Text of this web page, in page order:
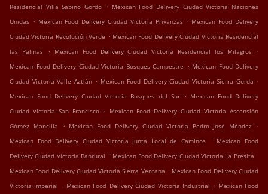
Residencial Villa Sabino Gordo . Mexican Food Delivery Ciudad Victoria Naciones
Unidas . Mexican Food Delivery Ciudad Victoria Privanzas . Mexican Food Delivery
Ciudad Victoria Revolución Verde . Mexican Food Delivery Ciudad Victoria Residencial
las Palmas
. Mexican Food Delivery Ciudad Victoria Residencial los Milagros
.
Mexican Food Delivery Ciudad Victoria Bosques Campestre . Mexican Food Delivery
Ciudad Victoria Valle Aztlán . Mexican Food Delivery Ciudad Victoria Sierra Gorda .
Mexican Food Delivery Ciudad Victoria Bosques del Sur . Mexican Food Delivery
Ciudad Victoria San Francisco . Mexican Food Delivery Ciudad Victoria Ascensión
Gómez Mancilla
. Mexican Food Delivery Ciudad Victoria Pedro José Méndez
.
Mexican Food Delivery Ciudad Victoria Junta Local de Caminos
. Mexican Food
Delivery Ciudad Victoria Banrural . Mexican Food Delivery Ciudad Victoria La Presita .
Mexican Food Delivery Ciudad Victoria Sierra Ventana . Mexican Food Delivery Ciudad
Victoria Imperial . Mexican Food Delivery Ciudad Victoria Industrial . Mexican Food